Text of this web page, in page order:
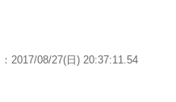
：2017/08/27(日) 20:37:11.54